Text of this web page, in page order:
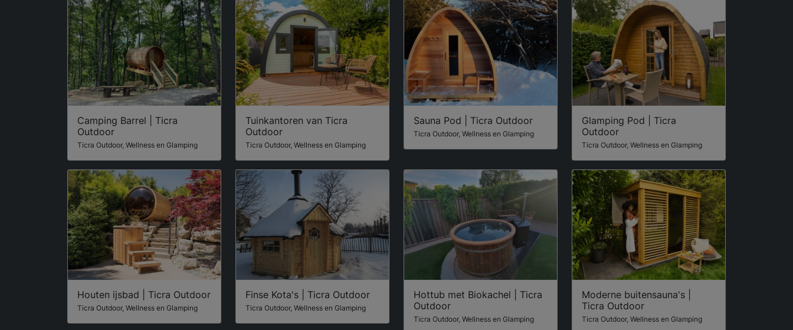
Camping Barrel | Ticra
Outdoor
Ticra Outdoor, Wellness en Glamping
Tuinkantoren van Ticra
Outdoor
Ticra Outdoor, Wellness en Glamping
Sauna Pod | Ticra Outdoor
Ticra Outdoor, Wellness en Glamping
Glamping Pod | Ticra
Outdoor
Ticra Outdoor, Wellness en Glamping
Houten ijsbad | Ticra Outdoor
Ticra Outdoor, Wellness en Glamping
Finse Kota's | Ticra Outdoor
Ticra Outdoor, Wellness en Glamping
Hottub met Biokachel | Ticra
Outdoor
Ticra Outdoor, Wellness en Glamping
Moderne buitensauna's |
Ticra Outdoor
Ticra Outdoor, Wellness en Glamping